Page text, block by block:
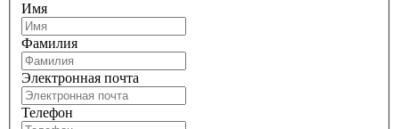
Имя
Фамилия
Электронная почта
Телефон